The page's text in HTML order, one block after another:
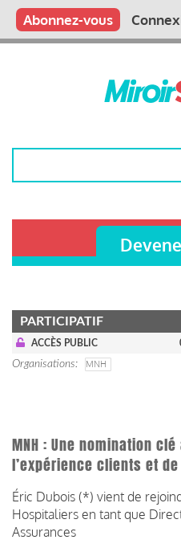
Aller
contenu
Main
Qui sommes nous ?
Vous publiez
Nous publions
Contactez-nous
Abonnez-vous
PARTICIPATIF
ACCÈS PUBLIC
Organisations MNH
MNH : Une nomination
l’expérience clients et
Éric Dubois (*) vient de
Hospitaliers en tant que
Assurances